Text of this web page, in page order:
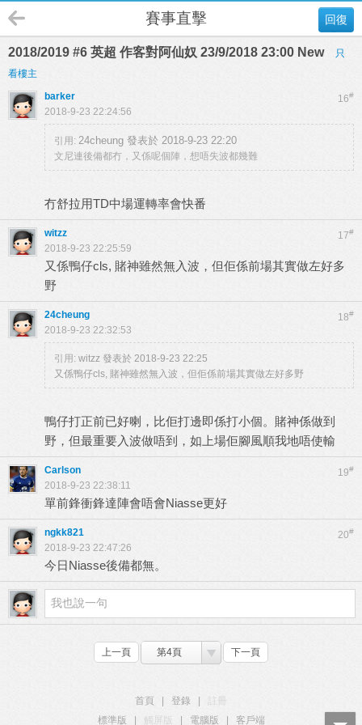
回復
賽事直擊
2018/2019 #6 英超 作客對阿仙奴 23/9/2018 23:00 New
只
看樓主
16#
barker
2018-9-23 22:24:56
引用: 24cheung 發表於 2018-9-23 22:20
文尼連後備都冇，又係呢個陣，想唔失波都幾難
冇舒拉用TD中場運轉率會快番
17#
witzz
2018-9-23 22:25:59
又係鴨仔cls, 賭神雖然無入波，但佢係前場其實做左好多
野
18#
24cheung
2018-9-23 22:32:53
引用: witzz 發表於 2018-9-23 22:25
又係鴨仔cls, 賭神雖然無入波，但佢係前場其實做左好多野
鴨仔打正前已好喇，比佢打邊即係打小個。賭神係做到
野，但最重要入波做唔到，如上場佢腳風順我地唔使輸
19#
Carlson
2018-9-23 22:38:11
單前鋒衝鋒達陣會唔會Niasse更好
20#
ngkk821
2018-9-23 22:47:26
今日Niasse後備都無。
上一頁 第4頁 下一頁
首頁 登錄
標準版
觸屏版 電腦版 客戶端